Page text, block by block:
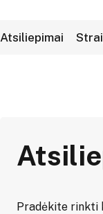
Atsiliepimai
Pradėkite rinkti